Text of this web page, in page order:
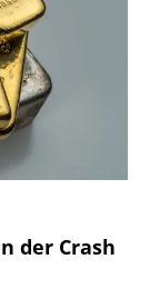
der Crash